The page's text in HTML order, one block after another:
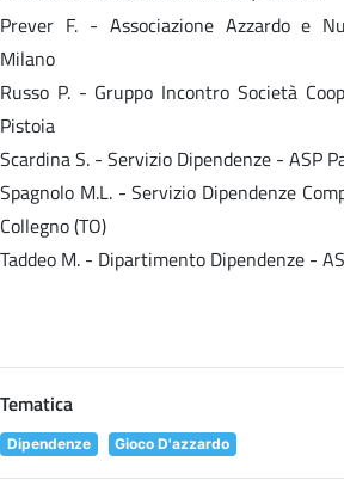
Prever F. - Associazione Azzardo e
Milano
Russo P. - Gruppo Incontro Società
Pistoia
Scardina S. - Servizio Dipendenze - ASP
Spagnolo M.L. - Servizio Dipendenze
Collegno (TO)
Taddeo M. - Dipartimento Dipendenze -
Tematica
Dipendenze Gioco D'azzardo